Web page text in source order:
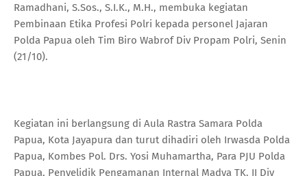
Ramadhani, S.Sos., S.I.K., M.H., membuka kegiatan
Pembinaan Etika Profesi Polri kepada personel Jajaran
Polda Papua oleh Tim Biro Wabrof Div Propam Polri, Senin
(21/10).
Kegiatan ini berlangsung di Aula Rastra Samara Polda
Papua, Kota Jayapura dan turut dihadiri oleh Irwasda Polda
Papua, Kombes Pol. Drs. Yosi Muhamartha, Para PJU Polda
Papua, Penyelidik Pengamanan Internal Madya TK. II Div